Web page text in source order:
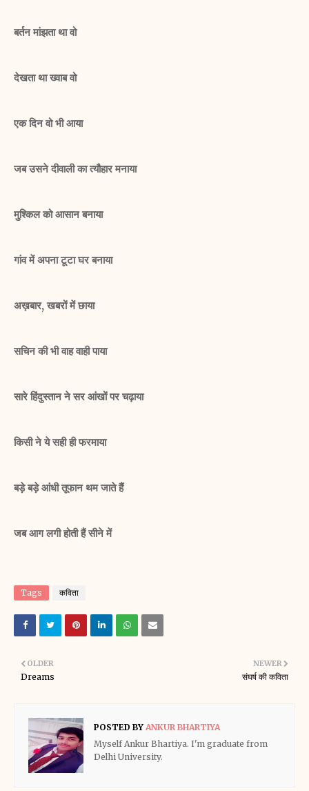
बर्तन मांझता था वो
देखता था ख्वाब वो
एक दिन वो भी आया
जब उसने दीवाली का त्यौहार मनाया
मुश्किल को आसान बनाया
गांव में अपना टूटा घर बनाया
अख़बार, खबरों में छाया
सचिन की भी वाह वाही पाया
सारे हिंदुस्तान ने सर आंखों पर चढ़ाया
किसी ने ये सही ही फरमाया
बड़े बड़े आंधी तूफान थम जाते हैं
जब आग लगी होती हैं सीने में
Tags कविता
NEWER
संघर्ष की कविता
OLDER
Dreams
POSTED BY ANKUR BHARTIYA
Myself Ankur Bhartiya. I'm graduate from
Delhi University.